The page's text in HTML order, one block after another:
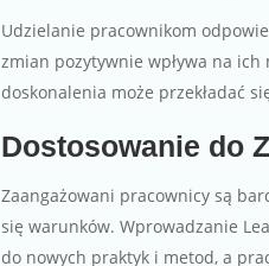
Udzielanie pracownikom
zmian pozytywnie wpływa na
doskonalenia może przekładać
Dostosowanie do
Zaangażowani pracownicy są
się warunków. Wprowadzanie
do nowych praktyk i metod, a